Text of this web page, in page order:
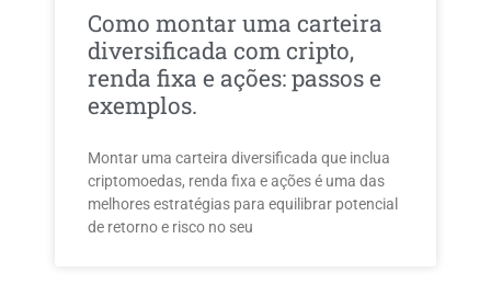
Como montar uma carteira
diversificada com cripto,
renda fixa e ações: passos e
exemplos.
Montar uma carteira diversificada que inclua
criptomoedas, renda fixa e ações é uma das
melhores estratégias para equilibrar potencial
de retorno e risco no seu